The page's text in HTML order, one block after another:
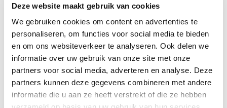
Deze website maakt gebruik van cookies
We gebruiken cookies om content en advertenties te
personaliseren, om functies voor social media te bieden
en om ons websiteverkeer te analyseren. Ook delen we
informatie over uw gebruik van onze site met onze
partners voor social media, adverteren en analyse. Deze
partners kunnen deze gegevens combineren met andere
informatie die u aan ze heeft verstrekt of die ze hebben
D'autres ont également vu...
POPULAIR